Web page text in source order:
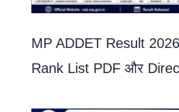
MP ADDET Result
Rank List PDF और